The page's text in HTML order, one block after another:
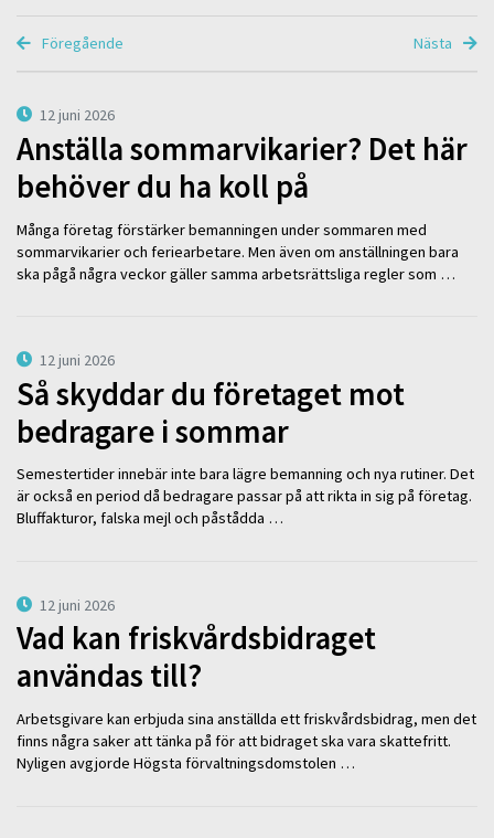
Föregående Nästa
12 juni 2026
Anställa sommarvikarier? Det här
behöver du ha koll på
Många företag förstärker bemanningen under sommaren med
sommarvikarier och feriearbetare. Men även om anställningen bara
ska pågå några veckor gäller samma arbetsrättsliga regler som …
12 juni 2026
Så skyddar du företaget mot
bedragare i sommar
Semestertider innebär inte bara lägre bemanning och nya rutiner. Det
är också en period då bedragare passar på att rikta in sig på företag.
Bluffakturor, falska mejl och påstådda …
12 juni 2026
Vad kan friskvårdsbidraget
användas till?
Arbetsgivare kan erbjuda sina anställda ett friskvårdsbidrag, men det
finns några saker att tänka på för att bidraget ska vara skattefritt.
Nyligen avgjorde Högsta förvaltningsdomstolen …